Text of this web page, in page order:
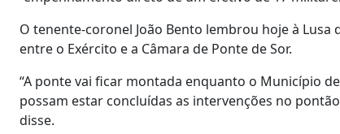
O tenente-coronel João Bento lembrou hoje à
entre o Exército e a Câmara de Ponte de Sor.
“A ponte vai ficar montada enquanto o Município
possam estar concluídas as intervenções no
disse.